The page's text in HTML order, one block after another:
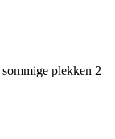
plekken 2